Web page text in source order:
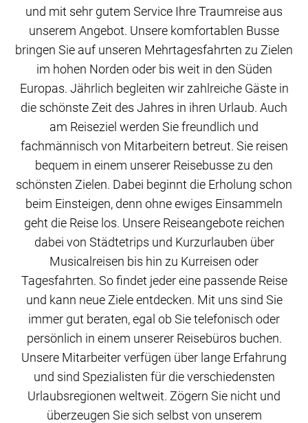
und mit sehr gutem Service Ihre Traumreise aus
unserem Angebot. Unsere komfortablen Busse
bringen Sie auf unseren Mehrtagesfahrten zu Zielen
im hohen Norden oder bis weit in den Süden
Europas. Jährlich begleiten wir zahlreiche Gäste in
die schönste Zeit des Jahres in ihren Urlaub. Auch
am Reiseziel werden Sie freundlich und
fachmännisch von Mitarbeitern betreut. Sie reisen
bequem in einem unserer Reisebusse zu den
schönsten Zielen. Dabei beginnt die Erholung schon
beim Einsteigen, denn ohne ewiges Einsammeln
geht die Reise los. Unsere Reiseangebote reichen
dabei von Städtetrips und Kurzurlauben über
Musicalreisen bis hin zu Kurreisen oder
Tagesfahrten. So findet jeder eine passende Reise
und kann neue Ziele entdecken. Mit uns sind Sie
immer gut beraten, egal ob Sie telefonisch oder
persönlich in einem unserer Reisebüros buchen.
Unsere Mitarbeiter verfügen über lange Erfahrung
und sind Spezialisten für die verschiedensten
Urlaubsregionen weltweit. Zögern Sie nicht und
überzeugen Sie sich selbst von unserem